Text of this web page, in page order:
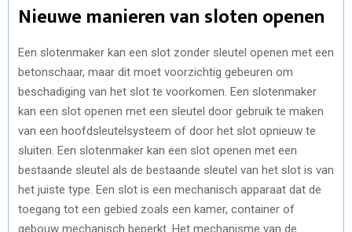
Nieuwe manieren van sloten openen
Een slotenmaker kan een slot zonder sleutel openen met een
betonschaar, maar dit moet voorzichtig gebeuren om
beschadiging van het slot te voorkomen. Een slotenmaker
kan een slot openen met een sleutel door gebruik te maken
van een hoofdsleutelsysteem of door het slot opnieuw te
sluiten. Een slotenmaker kan een slot openen met een
bestaande sleutel als de bestaande sleutel van het slot is van
het juiste type. Een slot is een mechanisch apparaat dat de
toegang tot een gebied zoals een kamer, container of
gebouw mechanisch beperkt. Het mechanisme van de